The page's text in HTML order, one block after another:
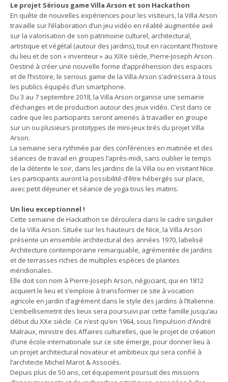
Le projet Sérious game Villa Arson et son Hackathon
En quête de nouvelles expériences pour les visiteurs, la Villa Arson
travaille sur l’élaboration d’un jeu vidéo en réalité augmentée axé
sur la valorisation de son patrimoine culturel, architectural,
artistique et végétal (autour des jardins), tout en racontant l’histoire
du lieu et de son « inventeur » au XIXe siècle, Pierre-Joseph Arson.
Destiné à créer une nouvelle forme d’appréhension des espaces
et de l’histoire, le serious game de la Villa Arson s’adressera à tous
les publics équipés d’un smartphone.
Du 3 au 7 septembre 2018, la Villa Arson organise une semaine
d’échanges et de production autour des jeux vidéo. C’est dans ce
cadre que les participants seront amenés à travailler en groupe
sur un ou plusieurs prototypes de mini-jeux tirés du projet Villa
Arson.
La semaine sera rythmée par des conférences en matinée et des
séances de travail en groupes l’après-midi, sans oublier le temps
de la détente le soir, dans les jardins de la Villa ou en visitant Nice.
Les participants auront la possibilité d’être hébergés sur place,
avec petit déjeuner et séance de yoga tous les matins.
Un lieu exceptionnel !
Cette semaine de Hackathon se déroulera dans le cadre singulier
de la Villa Arson. Située sur les hauteurs de Nice, la Villa Arson
présente un ensemble architectural des années 1970, labelisé
Architecture contemporaine remarquable, agrémentée de jardins
et de terrasses riches de multiples espèces de plantes
méridionales.
Elle doit son nom à Pierre-Joseph Arson, négociant, qui en 1812
acquiert le lieu et s’emploie à transformer ce site à vocation
agricole en jardin d’agrément dans le style des jardins à l’Italienne.
L’embellisemetnt des lieux sera poursuivi par cette famille jusqu’au
début du XXe siècle. Ce n’est qu’en 1964, sous l’impulsion d’André
Malraux, ministre des Affaires culturelles, que le projet de création
d’une école internationale sur ce site émerge, pour donner lieu à
un projet architectural novateur et ambitieux qui sera confié à
l’architecte Michel Marot & Associés.
Depuis plus de 50 ans, cet équipement poursuit des missions